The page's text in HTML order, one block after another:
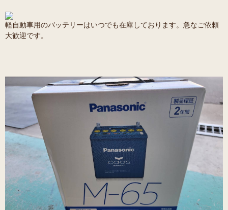
軽自動車用のバッテリーはいつでも在庫しております。急なご依頼
大歓迎です。